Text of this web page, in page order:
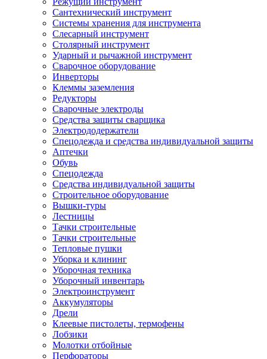
Сантехнический инструмент
Системы хранения для инструмента
Слесарный инструмент
Столярный инструмент
Ударный и рычажной инструмент
Сварочное оборудование
Инверторы
Клеммы заземления
Редукторы
Сварочные электроды
Средства защиты сварщика
Электрододержатели
Спецодежда и средства индивидуальной защиты
Аптечки
Обувь
Спецодежда
Средства индивидуальной защиты
Строительное оборудование
Вышки-туры
Лестницы
Тачки строительные
Тачки строительные
Тепловые пушки
Уборка и клининг
Уборочная техника
Уборочный инвентарь
Электроинструмент
Аккумуляторы
Дрели
Клеевые пистолеты, термофены
Лобзики
Молотки отбойные
Перфораторы